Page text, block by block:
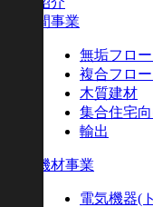
住空間事業
無垢フロ
複合フロ
木質建材
集合住宅
輸出
産業機材事業
電気機器(